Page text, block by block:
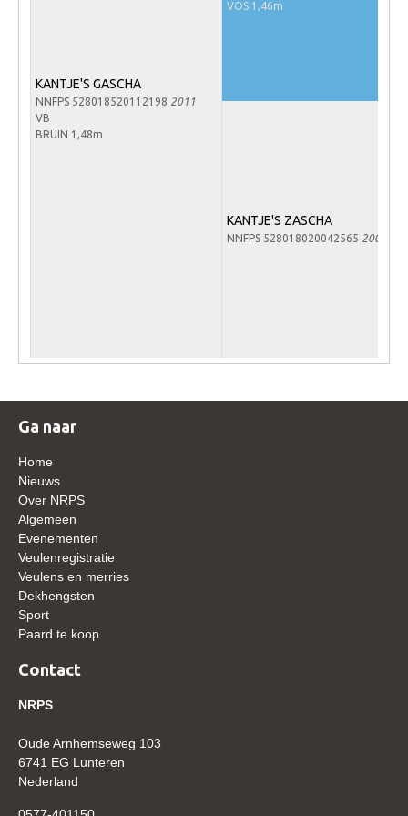
Paard te koop
Word vrijiwilliger
KALENDER
Evenementen
ACCOUNT AANMAKEN
KANTJE'S GASCHA
NNFPS 528018520112198 2011
VB
BRUIN 1,48m
VOS 1,46m
KANTJE'S ZASCHA
NNFPS 528018020042565 2004
Ga naar
Home
Nieuws
Over NRPS
Algemeen
Evenementen
Veulenregistratie
Veulens en merries
Dekhengsten
Sport
Paard te koop
Contact
NRPS
Oude Arnhemseweg 103
6741 EG Lunteren
Nederland